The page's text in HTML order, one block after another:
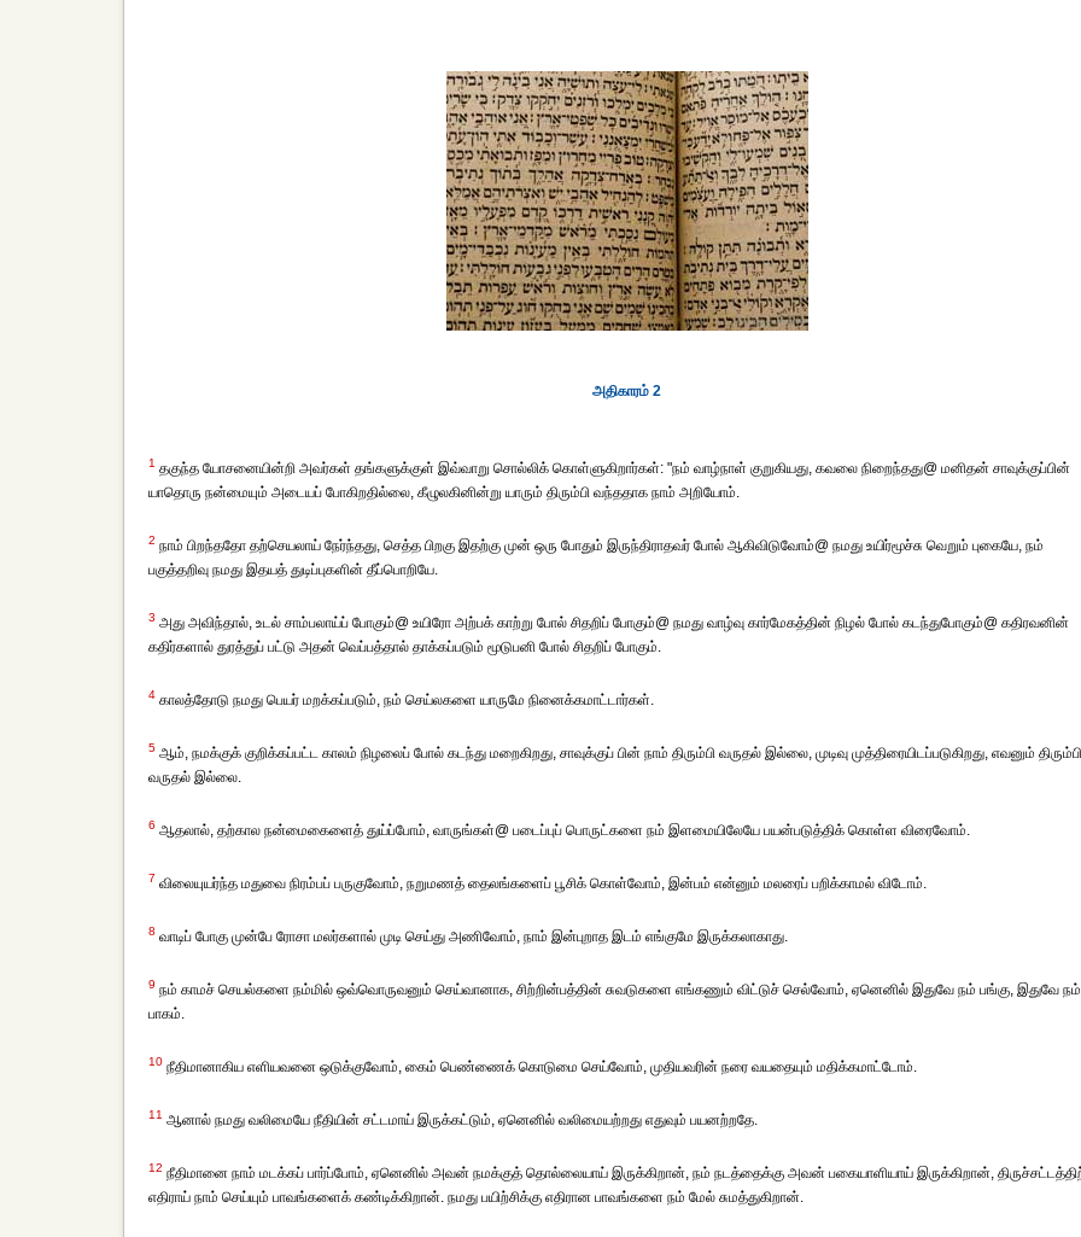
அதிகாரம் 2
1 தகுந்த யோசனையின்றி அவர்கள் தங்களுக்குள் இவ்வாறு சொல்லிக் கொள்ளுகிறார்கள்: "நம் வாழ்நாள் குறுகியது, கவலை நிறைந்தது@ மனிதன் சாவுக்குப்பின்
யாதொரு நன்மையும் அடையப் போகிறதில்லை, கீழுலகினின்று யாரும் திரும்பி வந்ததாக நாம் அறியோம்.
2 நாம் பிறந்ததோ தற்செயலாய் நேர்ந்தது, செத்த பிறகு இதற்கு முன் ஒரு போதும் இருந்திராதவர் போல் ஆகிவிடுவோம்@ நமது உயிர்மூச்சு வெறும் புகையே, நம்
பகுத்தறிவு நமது இதயத் துடிப்புகளின் தீப்பொறியே.
3 அது அவிந்தால், உடல் சாம்பலாய்ப் போகும்@ உயிரோ அற்பக் காற்று போல் சிதறிப் போகும்@ நமது வாழ்வு கார்மேகத்தின் நிழல் போல் கடந்துபோகும்@ கதிரவனின்
கதிர்களால் துரத்துப் பட்டு அதன் வெப்பத்தால் தாக்கப்படும் மூடுபனி போல் சிதறிப் போகும்.
4 காலத்தோடு நமது பெயர் மறக்கப்படும், நம் செய்லகளை யாருமே நினைக்கமாட்டார்கள்.
5 ஆம், நமக்குக் குறிக்கப்பட்ட காலம் நிழலைப் போல் கடந்து மறைகிறது, சாவுக்குப் பின் நாம் திரும்பி வருதல் இல்லை, முடிவு முத்திரையிடப்படுகிறது, எவனும் திரும்பி
வருதல் இல்லை.
6 ஆதலால், தற்கால நன்மைகைளைத் துய்ப்போம், வாருங்கள்@ படைப்புப் பொருட்களை நம் இளமையிலேயே பயன்படுத்திக் கொள்ள விரைவோம்.
7 விலையுயர்ந்த மதுவை நிரம்பப் பருகுவோம், நறுமணத் தைலங்களைப் பூசிக் கொள்வோம், இன்பம் என்னும் மலரைப் பறிக்காமல் விடோம்.
8 வாடிப் போகு முன்பே ரோசா மலர்களால் முடி செய்து அணிவோம், நாம் இன்புறாத இடம் எங்குமே இருக்கலாகாது.
9 நம் காமச் செயல்களை நம்மில் ஒவ்வொருவனும் செய்வானாக, சிற்றின்பத்தின் சுவடுகளை எங்கணும் விட்டுச் செல்வோம், ஏனெனில் இதுவே நம் பங்கு, இதுவே நம்
பாகம்.
10 நீதிமானாகிய எளியவனை ஒடுக்குவோம், கைம் பெண்ணைக் கொடுமை செய்வோம், முதியவரின் நரை வயதையும் மதிக்கமாட்டோம்.
11 ஆனால் நமது வலிமையே நீதியின் சட்டமாய் இருக்கட்டும், ஏனெனில் வலிமையற்றது எதுவும் பயனற்றதே.
12 நீதிமானை நாம் மடக்கப் பார்ப்போம், ஏனெனில் அவன் நமக்குத் தொல்லையாய் இருக்கிறான், நம் நடத்தைக்கு அவன் பகையாளியாய் இருக்கிறான்,
எதிராய் நாம் செய்யும் பாவங்களைக் கண்டிக்கிறான். நமது பயிற்சிக்கு எதிரான பாவங்களை நம் மேல் சுமத்துகிறான்.